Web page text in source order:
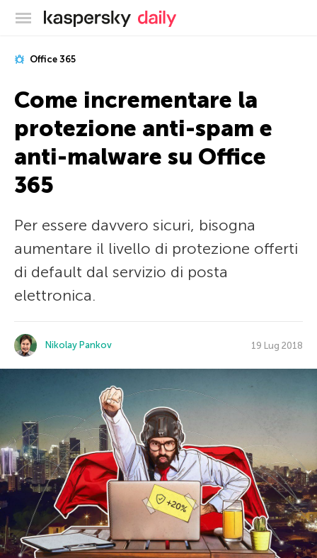
Blog ufficiale di Kaspersky
Office 365
Come incrementare la
protezione anti-spam e
anti-malware su Office
365
Per essere davvero sicuri, bisogna
aumentare il livello di protezione offerti
di default dal servizio di posta
elettronica.
Nikolay Pankov 19 Lug 2018